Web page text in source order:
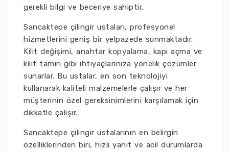
gerekli bilgi ve beceriye sahiptir.
Sancaktepe çilingir ustaları, profesyonel
hizmetlerini geniş bir yelpazede sunmaktadır.
Kilit değişimi, anahtar kopyalama, kapı açma ve
kilit tamiri gibi ihtiyaçlarınıza yönelik çözümler
sunarlar. Bu ustalar, en son teknolojiyi
kullanarak kaliteli malzemelerle çalışır ve her
müşterinin özel gereksinimlerini karşılamak için
dikkatle çalışır.
Sancaktepe çilingir ustalarının en belirgin
özelliklerinden biri, hızlı yanıt ve acil durumlarda